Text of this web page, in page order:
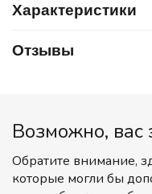
Характеристики
Отзывы
Возможно, вас
Обратите внимание,
которые могли бы